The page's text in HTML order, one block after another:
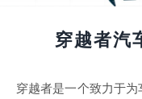
穿越者汽
穿越者是一个致力于